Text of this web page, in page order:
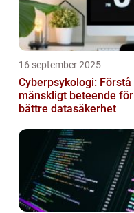
16 september 2025
Cyberpsykologi: Förstå
mänskligt beteende för
bättre datasäkerhet